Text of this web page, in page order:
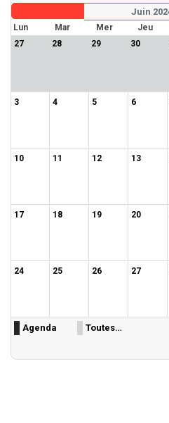
Juin
Lun Mar Mer Jeu
27
28 29 30
3 4 5 6
10 11 12 13
17 18 19 20
24 25 26 27
Agenda Toutes…